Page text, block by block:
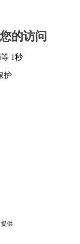
的访问
1秒
护
提供